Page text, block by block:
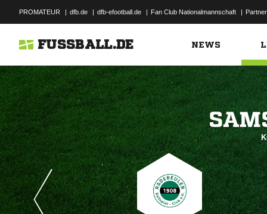
PROMATEUR | dfb.de | dfb-efootball.de | Fan Club Nationalmannschaft | Partner
FUSSBALL.DE NEWS